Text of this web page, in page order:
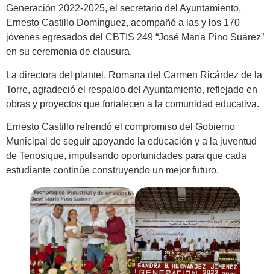
Generación 2022-2025, el secretario del Ayuntamiento,
Ernesto Castillo Domínguez, acompañó a las y los 170
jóvenes egresados del CBTIS 249 “José María Pino Suárez”
en su ceremonia de clausura.
La directora del plantel, Romana del Carmen Ricárdez de la
Torre, agradeció el respaldo del Ayuntamiento, reflejado en
obras y proyectos que fortalecen a la comunidad educativa.
Ernesto Castillo refrendó el compromiso del Gobierno
Municipal de seguir apoyando la educación y a la juventud
de Tenosique, impulsando oportunidades para que cada
estudiante continúe construyendo un mejor futuro.